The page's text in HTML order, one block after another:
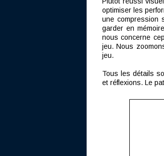
optimiser les
une compression
garder en
nous concerne
jeu. Nous
jeu.
Tous les détails
et réflexions. Le